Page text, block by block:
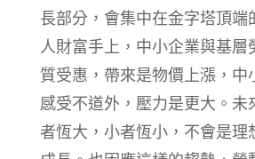
長部分，會集中在金字塔頂端
人財富手上，中小企業與基層
質受惠，帶來是物價上漲，中
感受不道外，壓力是更大。未
者恆大，小者恆小，不會是理